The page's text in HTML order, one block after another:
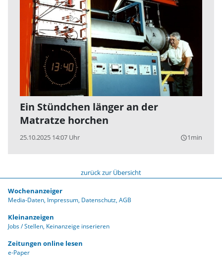
Ein Stündchen länger an der
Matratze horchen
25.10.2025 14:07 Uhr query_builder1min
zurück zur Übersicht
Wochenanzeiger
Media-Daten Impressum Datenschutz AGB
Kleinanzeigen
Jobs / Stellen Keinanzeige inserieren
Zeitungen online lesen
e-Paper